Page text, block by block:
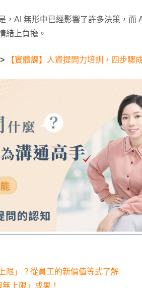
，AI 無形中已經影響了許多決策，而
緒上負擔。
【實體課】人資提問力培訓，四步驟
限」？從員工的新價值等式了解
上限」成果！